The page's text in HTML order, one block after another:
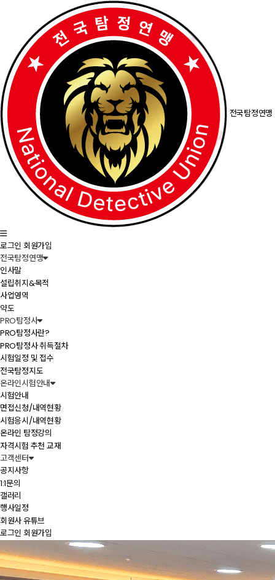
전국탐정연맹
로그인 회원가입
전국탐정연맹
인사말
설립취지&목적
사업영역
약도
PRO탐정사
PRO탐정사란?
PRO탐정사 취득절차
시험일정 및 접수
전국탐정지도
온라인시험안내
시험안내
면접신청/내역현황
시험응시/내역현황
온라인 탐정강의
자격시험 추천 교재
고객센터
공지사항
1:1문의
갤러리
행사일정
회원사 유튜브
로그인 회원가입